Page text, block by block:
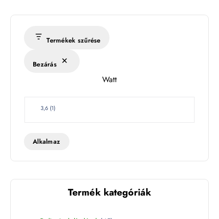
Termékek szűrése
Bezárás
Watt
W
t
3,6 (1)
Alkalmaz
Termék kategóriák